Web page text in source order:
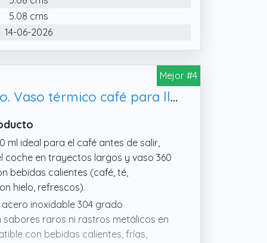
5.08 cms
14-06-2026
Mejor #4
GoBeTree Termo Café 360 ml Acero Inoxidable Antiguo Tumbler Pequeño. Vaso térmico café para llevar con doble pajita, coche y viajes
ml ideal para el café antes de salir,
en trayectos largos y vaso 360
bebidas calientes (café, té,
hielo, refrescos).
acero inoxidable 304 grado
raros ni rastros metálicos en
con bebidas calientes, frías,